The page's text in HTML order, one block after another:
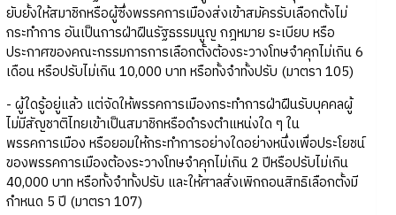
ยับยั้งให้สมาชิกหรือผู้ซึ่งพรรคการเมืองส่งเข้าสมัครรับเลือกตั้งไม่
กระทำการ อันเป็นการฝ่าฝืนรัฐธรรมนูญ กฎหมาย ระเบียบ หรือ
ประกาศของคณะกรรมการการเลือกตั้งต้องระวางโทษจำคุกไม่เกิน 6
เดือน หรือปรับไม่เกิน 10,000 บาท หรือทั้งจำทั้งปรับ (มาตรา 105)
- ผู้ใดรู้อยู่แล้ว แต่จัดให้พรรคการเมืองกระทำการฝ่าฝืนรับบุคคลผู้
ไม่มีสัญชาติไทยเข้าเป็นสมาชิกหรือดำรงตำแหน่งใด ๆ ใน
พรรคการเมือง หรือยอมให้กระทำการอย่างใดอย่างหนึ่งเพื่อประโยชน์
ของพรรคการเมืองต้องระวางโทษจำคุกไม่เกิน 2 ปีหรือปรับไม่เกิน
40,000 บาท หรือทั้งจำทั้งปรับ และให้ศาลสั่งเพิกถอนสิทธิเลือกตั้งมี
กำหนด 5 ปี (มาตรา 107)